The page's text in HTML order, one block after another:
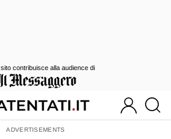
contribuisce alla audience di